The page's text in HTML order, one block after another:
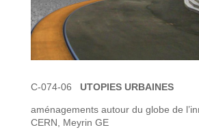
C-074-06 UTOPIES URBAINES
aménagements autour du globe de
CERN, Meyrin GE